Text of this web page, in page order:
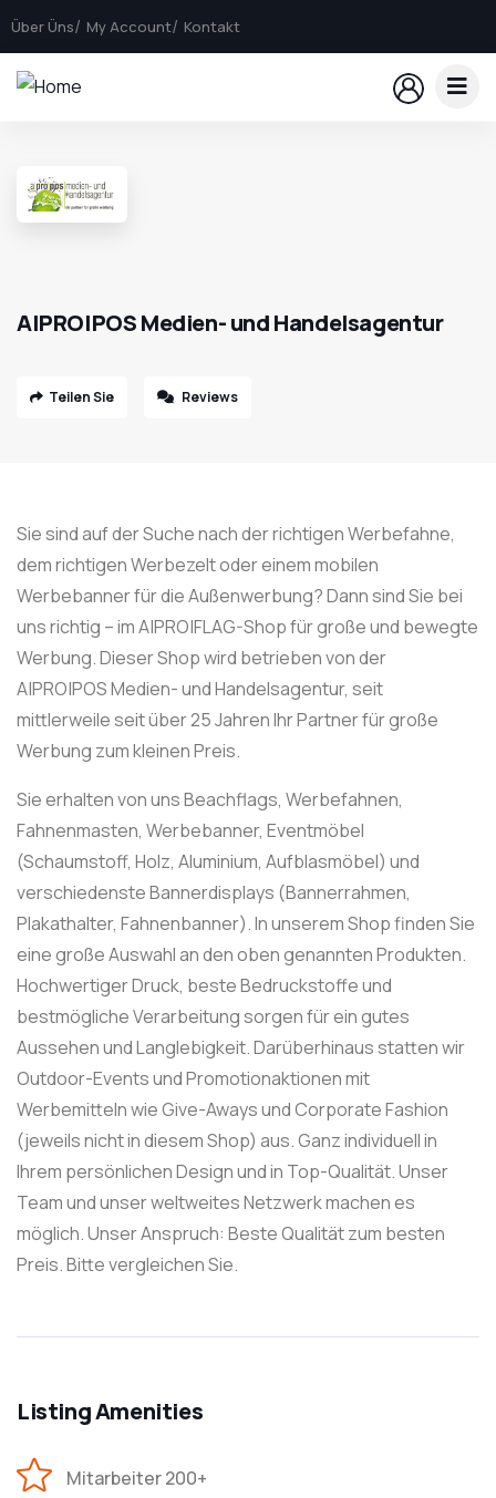
Über Üns My Account Kontakt
A|PRO|POS Medien- und Handelsagentur
Teilen Sie Reviews
Sie sind auf der Suche nach der richtigen Werbefahne,
dem richtigen Werbezelt oder einem mobilen
Werbebanner für die Außenwerbung? Dann sind Sie bei
uns richtig – im A|PRO|FLAG-Shop für große und bewegte
Werbung. Dieser Shop wird betrieben von der
A|PRO|POS Medien- und Handelsagentur, seit
mittlerweile seit über 25 Jahren Ihr Partner für große
Werbung zum kleinen Preis.
Sie erhalten von uns Beachflags, Werbefahnen,
Fahnenmasten, Werbebanner, Eventmöbel
(Schaumstoff, Holz, Aluminium, Aufblasmöbel) und
verschiedenste Bannerdisplays (Bannerrahmen,
Plakathalter, Fahnenbanner). In unserem Shop finden Sie
eine große Auswahl an den oben genannten Produkten.
Hochwertiger Druck, beste Bedruckstoffe und
bestmögliche Verarbeitung sorgen für ein gutes
Aussehen und Langlebigkeit. Darüberhinaus statten wir
Outdoor-Events und Promotionaktionen mit
Werbemitteln wie Give-Aways und Corporate Fashion
(jeweils nicht in diesem Shop) aus. Ganz individuell in
Ihrem persönlichen Design und in Top-Qualität. Unser
Team und unser weltweites Netzwerk machen es
möglich. Unser Anspruch: Beste Qualität zum besten
Preis. Bitte vergleichen Sie.
Listing Amenities
Mitarbeiter 200+